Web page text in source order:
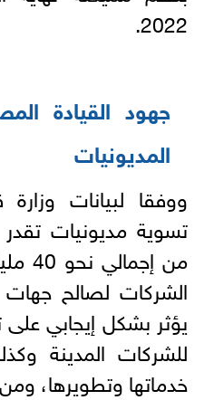
2022.
جهود القيادة
المديونيات
ووفقا لبيانات
من
الشركات لصالح جهات
يؤثر بشكل إيجابي على
للشركات المدينة
خدماتها وتطويرها،